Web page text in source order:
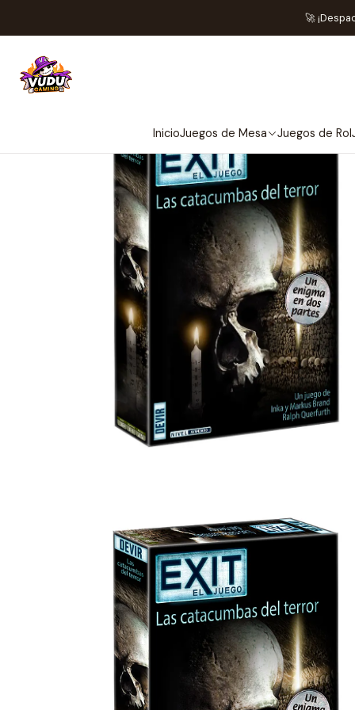
InicioJuegos de Mesa Juegos de Rol
🚀
Inicio